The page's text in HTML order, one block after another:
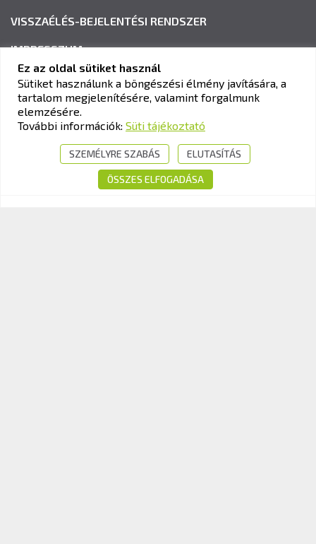
VISSZAÉLÉS-BEJELENTÉSI RENDSZER
IMPRESSZUM
KAV KÖZLEKEDÉSI ALKALMASSÁGI ÉS VIZSGAKÖZPONT
Cím:1033 Budapest, Polgár utca 8-10.
+36-1-510-0101
info@kavk.hu
Ez az oldal sütiket használ
Sütiket használunk a böngészési élmény javítására, a
tartalom megjelenítésére, valamint forgalmunk
elemzésére.
További információk: Süti tájékoztató
SZEMÉLYRE SZABÁS ELUTASÍTÁS
ÖSSZES ELFOGADÁSA